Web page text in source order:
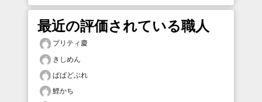
最近の評価されている職人
プリティ慶
きしめん
ぱぱどぶれ
鯉かち